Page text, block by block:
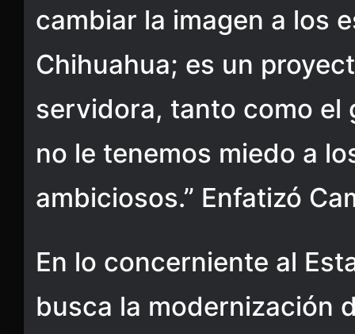
cambiar la imagen a los
Chihuahua; es un
servidora, tanto como el
no le tenemos miedo a
ambiciosos.” Enfatizó
En lo concerniente al
busca la modernización